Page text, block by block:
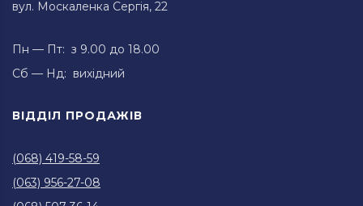
вул. Москаленка Сергія, 22
Пн — Пт: з 9.00 до 18.00
Сб — Нд: вихідний
ВІДДІЛ ПРОДАЖІВ
(068) 419-58-59
(063) 956-27-08